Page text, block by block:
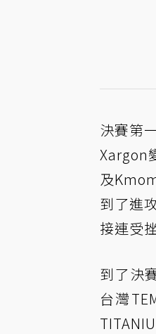
決賽第
Xargon
及
到了進
接連受
到了決
台灣